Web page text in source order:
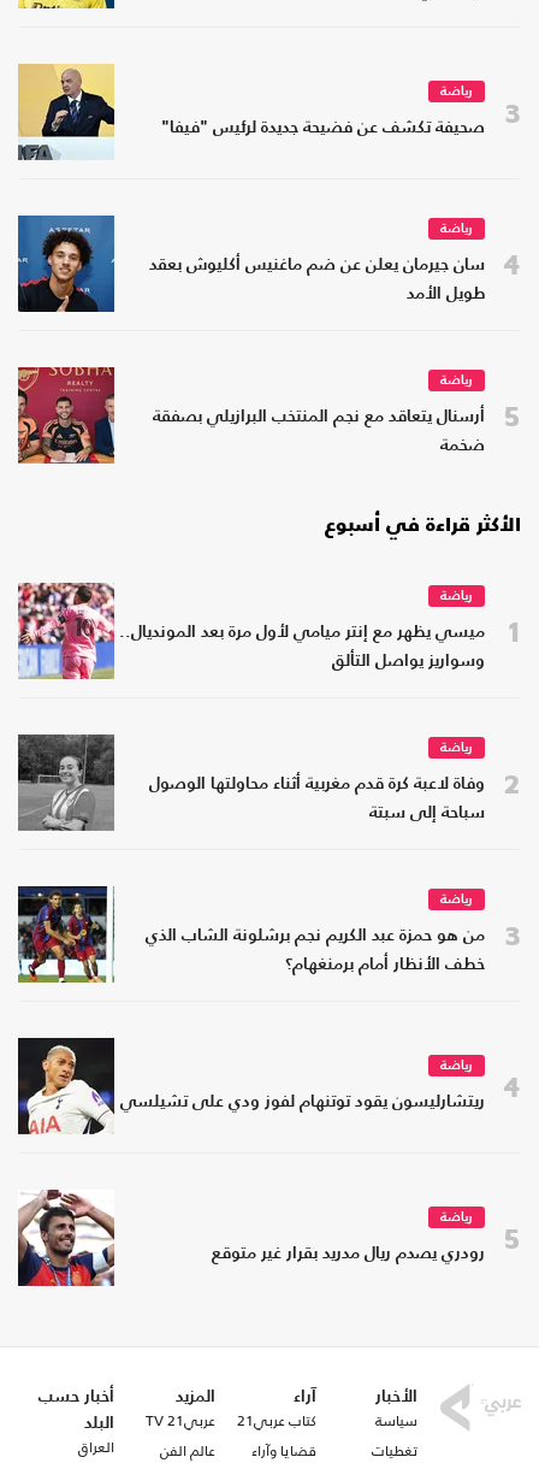
3
رياضة
صحيفة تكشف عن فضيحة جديدة لرئيس "فيفا"
4
رياضة
سان جيرمان يعلن عن ضم ماغنيس أكليوش بعقد
طويل الأمد
5
رياضة
أرسنال يتعاقد مع نجم المنتخب البرازيلي بصفقة
ضخمة
الأكثر قراءة في أسبوع
1
رياضة
ميسي يظهر مع إنتر ميامي لأول مرة بعد المونديال..
وسواريز يواصل التألق
2
رياضة
وفاة لاعبة كرة قدم مغربية أثناء محاولتها الوصول
سباحة إلى سبتة
3
رياضة
من هو حمزة عبد الكريم نجم برشلونة الشاب الذي
خطف الأنظار أمام برمنغهام؟
4
رياضة
ريتشارليسون يقود توتنهام لفوز ودي على تشيلسي
5
رياضة
رودري يصدم ريال مدريد بقرار غير متوقع
الأخبار
سياسة
تغطيات
آراء
كتاب عربي21
قضايا وآراء
المزيد
عربي21 TV
عالم الفن
أخبار حسب
البلد
العراق